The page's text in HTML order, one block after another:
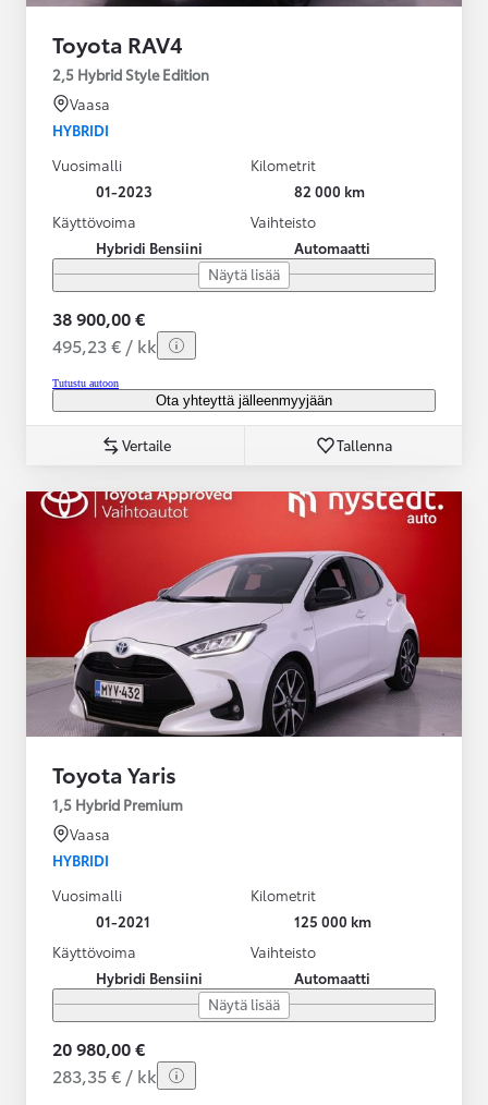
Toyota RAV4
2,5 Hybrid Style Edition
Vaasa
HYBRIDI
Vuosimalli
01-2023
Kilometrit
82 000 km
Käyttövoima
Hybridi Bensiini
Vaihteisto
Automaatti
Näytä lisää
38 900,00 €
495,23 € / kk
Tutustu autoon
Ota yhteyttä jälleenmyyjään
Vertaile Tallenna
Toyota Yaris
1,5 Hybrid Premium
Vaasa
HYBRIDI
Vuosimalli
01-2021
Kilometrit
125 000 km
Käyttövoima
Hybridi Bensiini
Vaihteisto
Automaatti
Näytä lisää
20 980,00 €
283,35 € / kk